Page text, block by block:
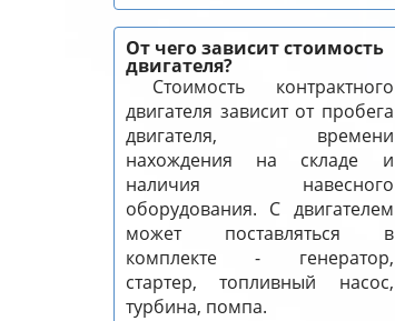
От чего зависит стоимость
двигателя?
Стоимость контрактного
двигателя зависит от пробега
двигателя, времени
нахождения на складе и
наличия навесного
оборудования. С двигателем
может поставляться в
комплекте - генератор,
стартер, топливный насос,
турбина, помпа.